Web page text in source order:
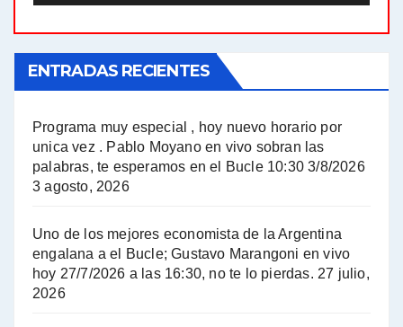
A mayor poder al empresariado le cuesta encontrar resistencia - Jose Urtubey con Jorge Gres
Hugo Yasky : Día de la Militancia - Hugo Yasky con Jorge Gres
ENTRADAS RECIENTES
Programa muy especial , hoy nuevo horario por
unica vez . Pablo Moyano en vivo sobran las
palabras, te esperamos en el Bucle 10:30 3/8/2026
3 agosto, 2026
Uno de los mejores economista de la Argentina
engalana a el Bucle; Gustavo Marangoni en vivo
hoy 27/7/2026 a las 16:30, no te lo pierdas. 27 julio,
2026